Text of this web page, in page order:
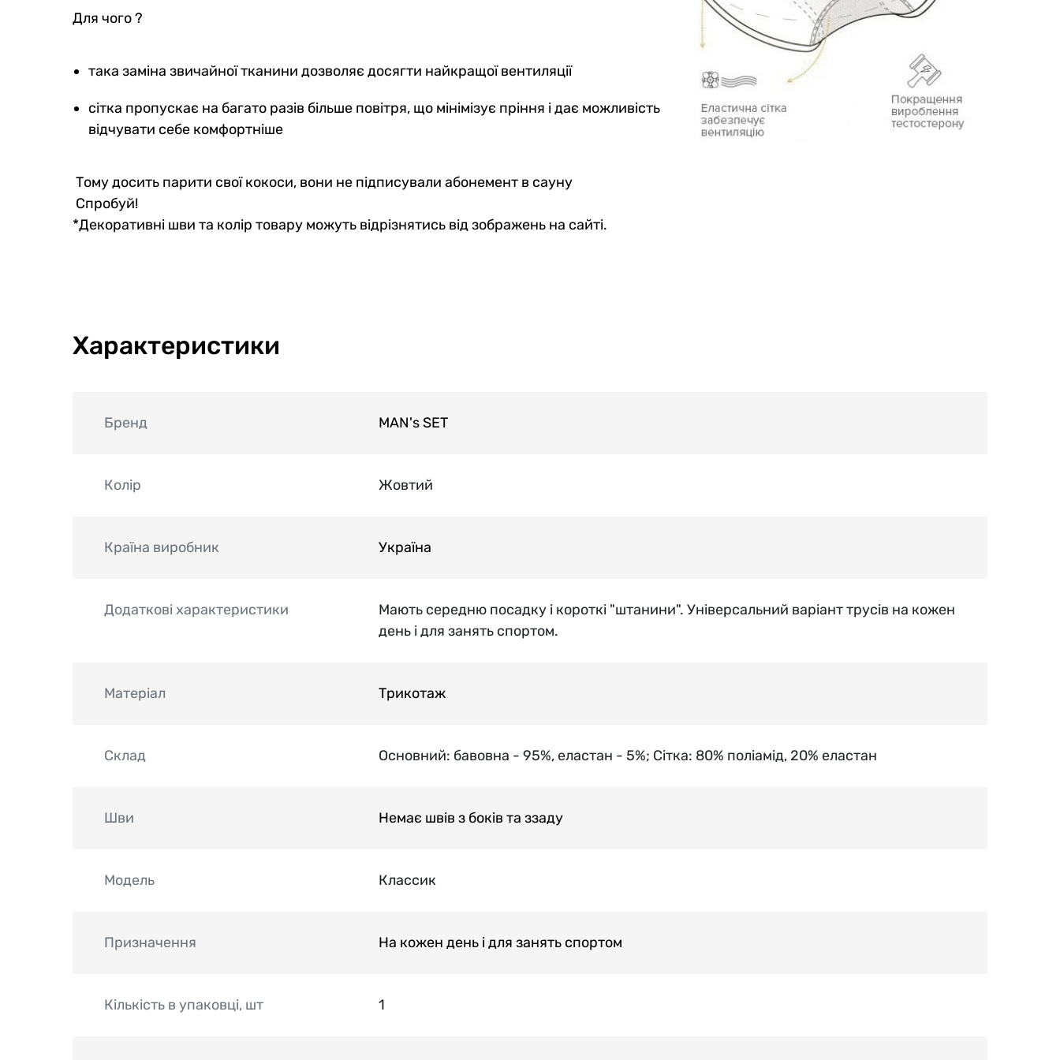
Для чого ?
така заміна звичайної тканини дозволяє досягти найкращої вентиляції
сітка пропускає на багато разів більше повітря, що мінімізує пріння і дає можливість
відчувати себе комфортніше
Тому досить парити свої кокоси, вони не підписували абонемент в сауну
Спробуй!
*Декоративні шви та колір товару можуть відрізнятись від зображень на сайті.
Характеристики
Бренд MAN's SET
Колір Жовтий
Країна виробник Україна
Додаткові характеристики
Мають середню посадку і короткі "штанини". Універсальний варіант трусів на кожен
день і для занять спортом.
Матеріал Трикотаж
Склад Основний: бавовна - 95%, еластан - 5%; Сітка: 80% поліамід, 20% еластан
Шви Немає швів з боків та ззаду
Модель Классик
Призначення На кожен день і для занять спортом
Кількість в упаковці, шт 1